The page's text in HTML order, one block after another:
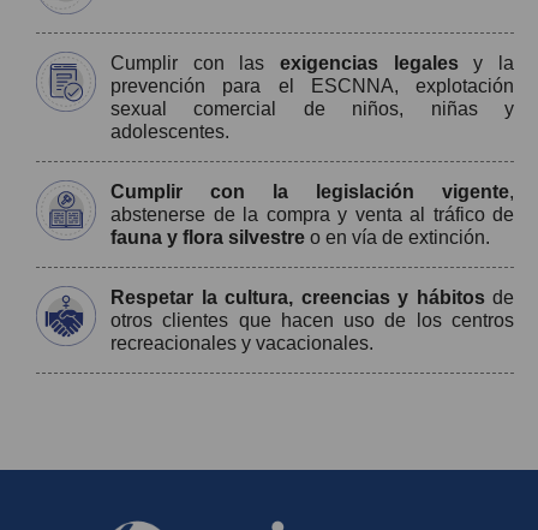
Cumplir con las exigencias legalesy la
prevención para el ESCNNA, explotación
sexual comercial de niños, niñas y
adolescentes.
Cumplir con la legislación vigente,
abstenerse de la compra y venta al tráfico de
fauna y flora silvestre o en vía de extinción.
Respetar la cultura, creencias y hábitosde
otros clientes que hacen uso de los centros
recreacionales y vacacionales.